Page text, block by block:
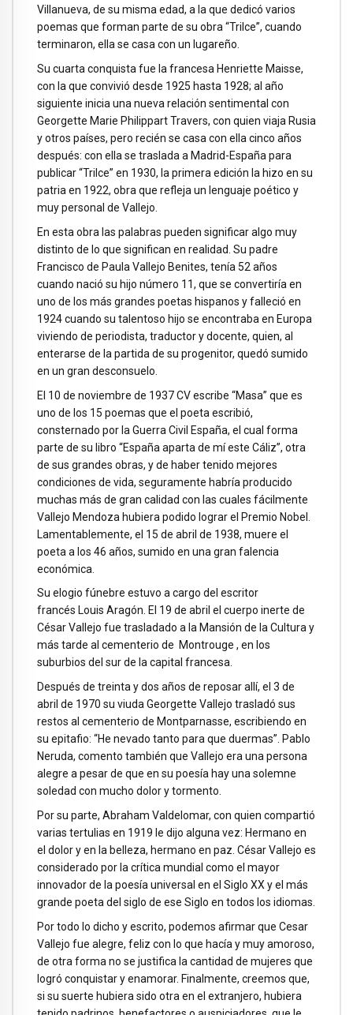
Villanueva, de su misma edad, a la que dedicó varios
poemas que forman parte de su obra “Trilce”, cuando
terminaron, ella se casa con un lugareño.
Su cuarta conquista fue la francesa Henriette Maisse,
con la que convivió desde 1925 hasta 1928; al año
siguiente inicia una nueva relación sentimental con
Georgette Marie Philippart Travers, con quien viaja Rusia
y otros países, pero recién se casa con ella cinco años
después: con ella se traslada a Madrid-España para
publicar “Trilce” en 1930, la primera edición la hizo en su
patria en 1922, obra que refleja un lenguaje poético y
muy personal de Vallejo.
En esta obra las palabras pueden significar algo muy
distinto de lo que significan en realidad. Su padre
Francisco de Paula Vallejo Benites, tenía 52 años
cuando nació su hijo número 11, que se convertiría en
uno de los más grandes poetas hispanos y falleció en
1924 cuando su talentoso hijo se encontraba en Europa
viviendo de periodista, traductor y docente, quien, al
enterarse de la partida de su progenitor, quedó sumido
en un gran desconsuelo.
El 10 de noviembre de 1937 CV escribe “Masa” que es
uno de los 15 poemas que el poeta escribió,
consternado por la Guerra Civil España, el cual forma
parte de su libro “España aparta de mí este Cáliz”, otra
de sus grandes obras, y de haber tenido mejores
condiciones de vida, seguramente habría producido
muchas más de gran calidad con las cuales fácilmente
Vallejo Mendoza hubiera podido lograr el Premio Nobel.
Lamentablemente, el 15 de abril de 1938, muere el
poeta a los 46 años, sumido en una gran falencia
económica.
Su elogio fúnebre estuvo a cargo del escritor
francés Louis Aragón. El 19 de abril el cuerpo inerte de
César Vallejo fue trasladado a la Mansión de la Cultura y
más tarde al cementerio de Montrouge , en los
suburbios del sur de la capital francesa.
Después de treinta y dos años de reposar allí, el 3 de
abril de 1970 su viuda Georgette Vallejo trasladó sus
restos al cementerio de Montparnasse, escribiendo en
su epitafio: “He nevado tanto para que duermas”. Pablo
Neruda, comento también que Vallejo era una persona
alegre a pesar de que en su poesía hay una solemne
soledad con mucho dolor y tormento.
Por su parte, Abraham Valdelomar, con quien compartió
varias tertulias en 1919 le dijo alguna vez: Hermano en
el dolor y en la belleza, hermano en paz. César Vallejo es
considerado por la crítica mundial como el mayor
innovador de la poesía universal en el Siglo XX y el más
grande poeta del siglo de ese Siglo en todos los idiomas.​
Por todo lo dicho y escrito, podemos afirmar que Cesar
Vallejo fue alegre, feliz con lo que hacía y muy amoroso,
de otra forma no se justifica la cantidad de mujeres que
logró conquistar y enamorar. Finalmente, creemos que,
si su suerte hubiera sido otra en el extranjero, hubiera